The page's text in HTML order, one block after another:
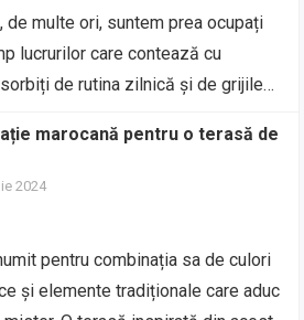
de multe ori, suntem prea ocupați
lucrurilor care contează cu
de rutina zilnică și de grijile…
marocană pentru o terasă de
2024
pentru combinația sa de culori
și elemente tradiționale care aduc